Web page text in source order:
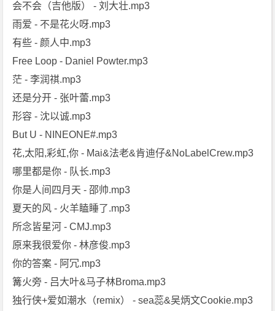
会不会（吉他版） - 刘大壮.mp3
雨爱 - 不是花火呀.mp3
有些 - 颜人中.mp3
Free Loop - Daniel Powter.mp3
茫 - 李润祺.mp3
还是分开 - 张叶蕾.mp3
形容 - 沈以诚.mp3
But U - NINEONE#.mp3
花,太阳,彩虹,你 - Mai&法老&肯迪仔&NoLabelCrew.mp3
哪里都是你 - 队长.mp3
你是人间四月天 - 邵帅.mp3
夏天的风 - 火羊瞌睡了.mp3
所念皆星河 - CMJ.mp3
原来我很爱你 - 林彦俊.mp3
你的答案 - 阿冗.mp3
篝火旁 - 吕大叶&马子林Broma.mp3
独行侠+爱如潮水（remix） - sea蕊&吴炳文Cookie.mp3